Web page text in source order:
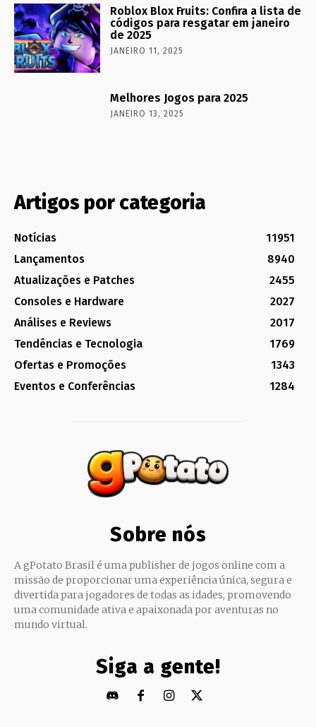
Roblox Blox Fruits: Confira a lista de
códigos para resgatar em janeiro
de 2025
JANEIRO 11, 2025
Melhores Jogos para 2025
JANEIRO 13, 2025
Artigos por categoria
Notícias
11951
Lançamentos
8940
Atualizações e Patches
2455
Consoles e Hardware
2027
Análises e Reviews
2017
Tendências e Tecnologia
1769
Ofertas e Promoções
1343
Eventos e Conferências
1284
Sobre nós
A gPotato Brasil é uma publisher de jogos online com a
missão de proporcionar uma experiência única, segura e
divertida para jogadores de todas as idades, promovendo
uma comunidade ativa e apaixonada por aventuras no
mundo virtual.
Siga a gente!